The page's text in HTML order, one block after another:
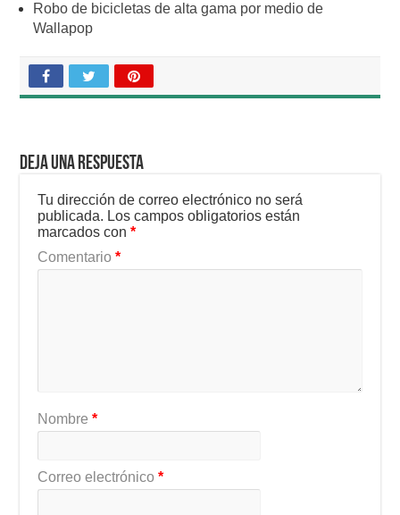
Robo de bicicletas de alta gama por medio de
Wallapop
Deja una respuesta
Tu dirección de correo electrónico no será
publicada. Los campos obligatorios están
marcados con*
Comentario*
Nombre*
Correo electrónico*